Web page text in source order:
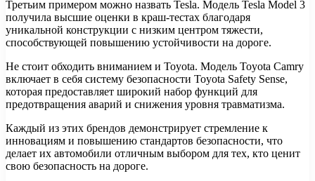
Третьим примером можно назвать Tesla. Модель Tesla Model 3
получила высшие оценки в краш-тестах благодаря
уникальной конструкции с низким центром тяжести,
способствующей повышению устойчивости на дороге.
Не стоит обходить вниманием и Toyota. Модель Toyota Camry
включает в себя систему безопасности Toyota Safety Sense,
которая предоставляет широкий набор функций для
предотвращения аварий и снижения уровня травматизма.
Каждый из этих брендов демонстрирует стремление к
инновациям и повышению стандартов безопасности, что
делает их автомобили отличным выбором для тех, кто ценит
свою безопасность на дороге.